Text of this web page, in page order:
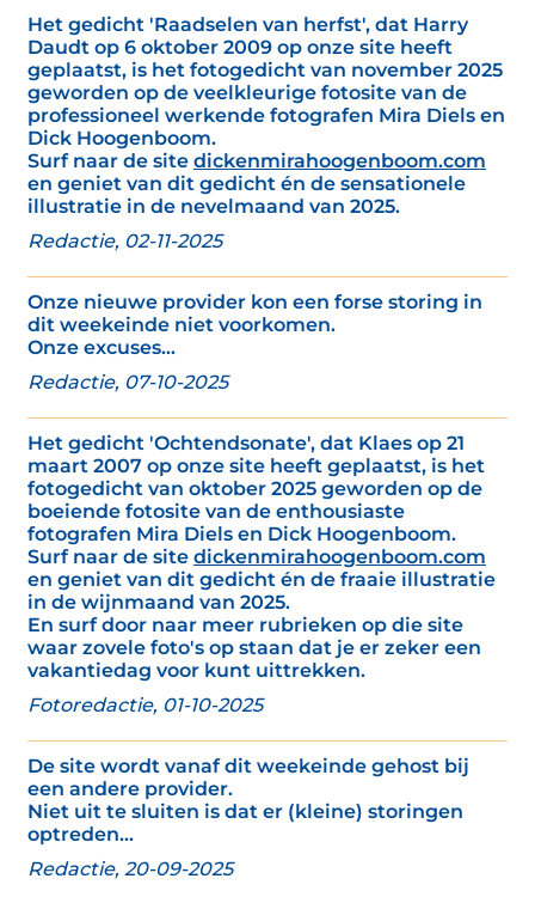
Het gedicht 'Raadselen van herfst', dat Harry
Daudt op 6 oktober 2009 op onze site heeft
geplaatst, is het fotogedicht van november 2025
geworden op de veelkleurige fotosite van de
professioneel werkende fotografen Mira Diels en
Dick Hoogenboom.
Surf naar de site dickenmirahoogenboom.com
en geniet van dit gedicht én de sensationele
illustratie in de nevelmaand van 2025.
Redactie, 02-11-2025
Onze nieuwe provider kon een forse storing in
dit weekeinde niet voorkomen.
Onze excuses...
Redactie, 07-10-2025
Het gedicht 'Ochtendsonate', dat Klaes op 21
maart 2007 op onze site heeft geplaatst, is het
fotogedicht van oktober 2025 geworden op de
boeiende fotosite van de enthousiaste
fotografen Mira Diels en Dick Hoogenboom.
Surf naar de site dickenmirahoogenboom.com
en geniet van dit gedicht én de fraaie illustratie
in de wijnmaand van 2025.
En surf door naar meer rubrieken op die site
waar zovele foto's op staan dat je er zeker een
vakantiedag voor kunt uittrekken.
Fotoredactie, 01-10-2025
De site wordt vanaf dit weekeinde gehost bij
een andere provider.
Niet uit te sluiten is dat er (kleine) storingen
optreden...
Redactie, 20-09-2025